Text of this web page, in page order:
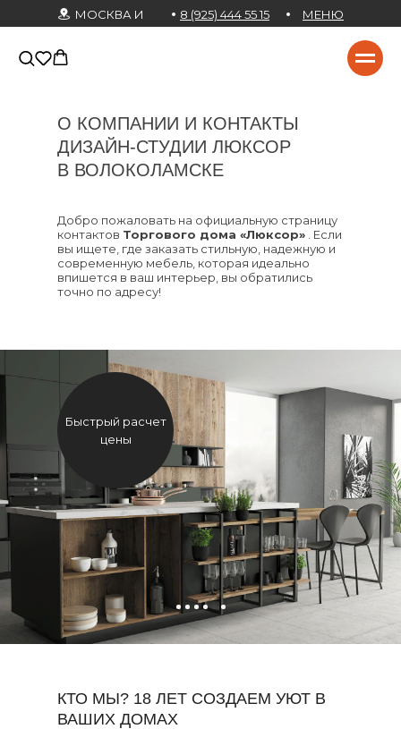
МОСКВА И
8 (925) 444 55 15 МЕНЮ
О КОМПАНИИ И КОНТАКТЫ
ДИЗАЙН-СТУДИИ ЛЮКСОР
В ВОЛОКОЛАМСКЕ
Добро пожаловать на официальную страницу
контактов Торгового дома «Люксор» . Если
вы ищете, где заказать стильную, надежную и
современную мебель, которая идеально
впишется в ваш интерьер, вы обратились
точно по адресу!
Быстрый расчет
цены
КТО МЫ? 18 ЛЕТ СОЗДАЕМ УЮТ В
ВАШИХ ДОМАХ